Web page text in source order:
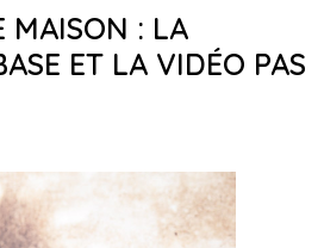
MAISON : LA
ET LA VIDÉO PAS